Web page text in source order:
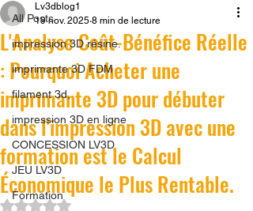
All Posts
impression 3D résine.
imprimante 3D FDM
filament 3d,
impression 3D en ligne
CONCESSION LV3D
JEU LV3D
Formation
L'Analyse Coût-Bénéfice Réelle
: Pourquoi Acheter une
imprimante 3D pour débuter
dans l'impression 3D avec une
formation est le Calcul
Économique le Plus Rentable.
Lv3dblog1
19 nov. 2025 8 min de lecture
Noté NaN étoiles sur 5.